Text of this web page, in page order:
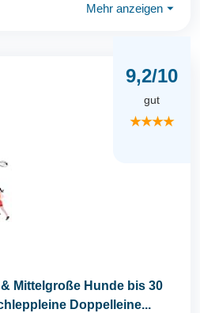
Mehr anzeigen ⏷
9,2/10
gut
★★★★
Mittelgroße Hunde bis 30
Doppelleine...